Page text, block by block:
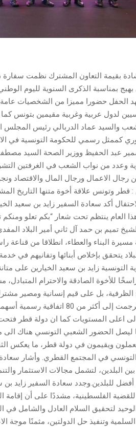
الحفل حضورا مميزا من الشخصيات عامة
لدول عربية وغربية مقيمين بتونس
والسيد عماد الدربالي رئيس المجلس
كممثل رسمي للحكومة التونسية في
عبد الحفيظ ووزير الصحة السيد
وعدد من نواب الشعب في الغرفتين
الاعمال ورجال المال والاقتصاد
: قطر وتونس علاقة أخوة متنها التاريخ
أكد سعادة السفير زايد بن سعيد
العام ينتظم تحت شعار “بكم تعلو
تميم بن حمد آل ثاني أمير البلاد
البناء والعطاء، انطلاقا من قناعة
يتحقق بإخلاص أبنائها وتفانيهم
التونسية زايد بن سعيد الخيارين على
للأخوة الصادقة والاحترام
الظرفية، بل على قيم إنسانية ومصير
الثنائية تُرجمت إلى أكثر
الى اعلى المستويات كما ان دولة قطر
ويقيمون في دولة قطر، ما يعكس
في المجتمع القطري. وأشار
البلدين، لتشمل مجالات الاستثمار
للبلدين.وجدد سعادة السفير زايد بن
للقضية الفلسطينية، مشددًا على أن إقامة
لتحقيق السلام العادل والشامل
السلمية وتنفيذ حل الدولتين، مثمنًا موجة